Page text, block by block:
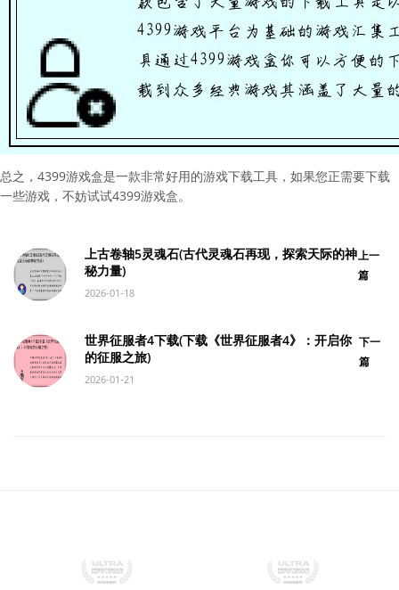
总之，4399游戏盒是一款非常好用的游戏下载工具，如果您正需要下载
一些游戏，不妨试试4399游戏盒。
上古卷轴5灵魂石(古代灵魂石再现，探索天际的神
秘力量)
2026-01-18
上一
篇
世界征服者4下载(下载《世界征服者4》：开启你
的征服之旅)
2026-01-21
下一
篇